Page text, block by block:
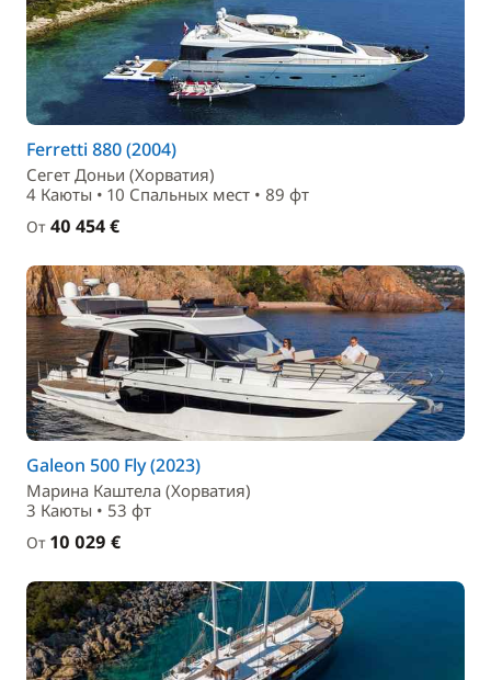
Ferretti 880 (2004)
Сегет Доньи (Хорватия)
4 Каюты • 10 Спальныx мест • 89 фт
От 40 454 €
Galeon 500 Fly (2023)
Марина Каштела (Хорватия)
3 Каюты • 53 фт
От 10 029 €